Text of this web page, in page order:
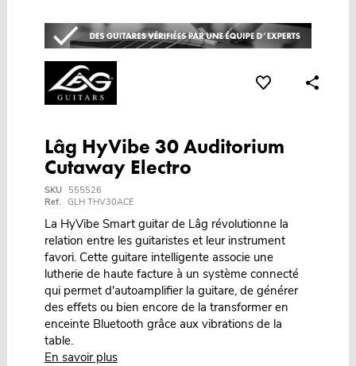
Lâg HyVibe 30 Auditorium
Cutaway Electro
SKU
555526
Ref. GLH THV30ACE
La HyVibe Smart guitar de Lâg révolutionne la
relation entre les guitaristes et leur instrument
favori. Cette guitare intelligente associe une
lutherie de haute facture à un système connecté
qui permet d'autoamplifier la guitare, de générer
des effets ou bien encore de la transformer en
enceinte Bluetooth grâce aux vibrations de la
table.
En savoir plus